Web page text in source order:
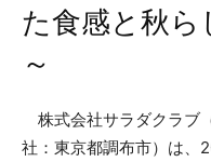
た食感と秋ら
～
株式会社サラダクラブ
社：東京都調布市）は、